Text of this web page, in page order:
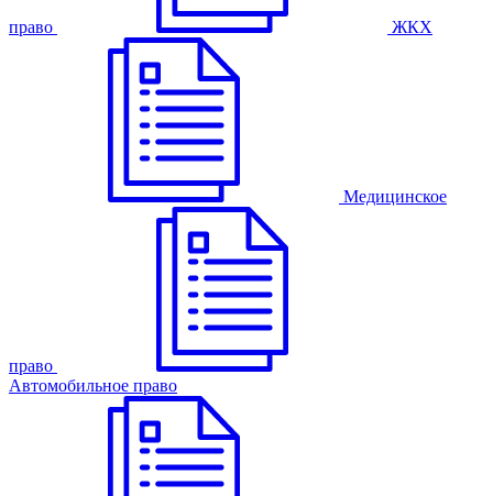
право ЖКХ
Медицинское
право
Автомобильное право